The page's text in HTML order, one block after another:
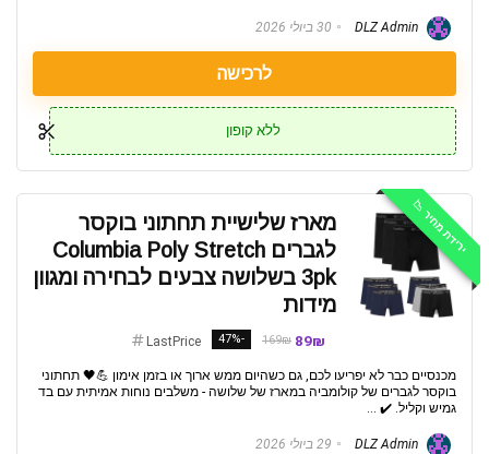
30 ביולי 2026
לרכישה
ללא קופון
ירידת מחיר 📉
מארז שלישיית תחתוני בוקסר
לגברים Columbia Poly Stretch
3pk בשלושה צבעים לבחירה ומגוון
מידות
89₪
169₪
-47%
LastPrice
מכנסיים כבר לא יפריעו לכם, גם כשהיום ממש ארוך או בזמן אימון 💪🖤 תחתוני
בוקסר לגברים של קולומביה במארז של שלושה - משלבים נוחות אמיתית עם בד
גמיש וקליל. ✔️ ...
29 ביולי 2026